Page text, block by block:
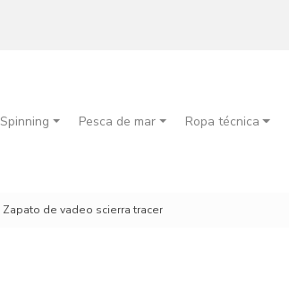
Spinning Pesca de mar Ropa técnica
Zapato de vadeo scierra tracer